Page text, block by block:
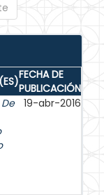
FECHA DE
PUBLICACIÓN
19-abr-2016